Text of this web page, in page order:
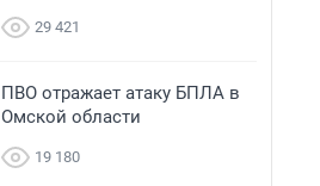
29 421
ПВО отражает атаку БПЛА в
Омской области
19 180